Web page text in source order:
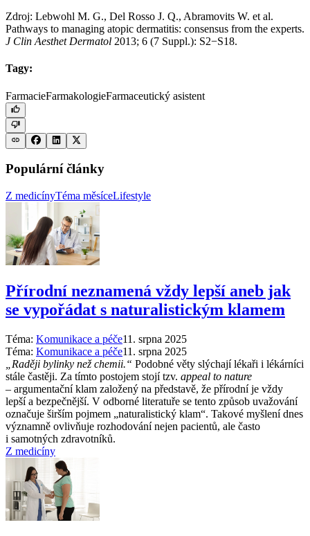
Zdroj: Lebwohl M. G., Del Rosso J. Q., Abramovits W. et al.
Pathways to managing atopic dermatitis: consensus from the experts.
J Clin Aesthet Dermatol 2013; 6 (7 Suppl.): S2−S18.
Tagy:
FarmacieFarmakologieFarmaceutický asistent
Populární články
Z medicínyTéma měsíceLifestyle
Přírodní neznamená vždy lepší aneb jak
se vypořádat s naturalistickým klamem
Téma: Komunikace a péče11. srpna 2025
Téma: Komunikace a péče11. srpna 2025
„Raději bylinky než chemii.“ Podobné věty slýchají lékaři i lékárníci
stále častěji. Za tímto postojem stojí tzv. appeal to nature
–⁠ argumentační klam založený na představě, že přírodní je vždy
lepší a bezpečnější. V odborné literatuře se tento způsob uvažování
označuje širším pojmem „naturalistický klam“. Takové myšlení dnes
významně ovlivňuje rozhodování nejen pacientů, ale často
i samotných zdravotníků.
Z medicíny